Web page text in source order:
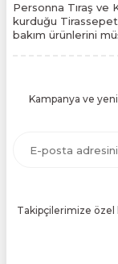
Personna Tıraş ve
kurduğu
bakım ürünlerini
siteleri arasında
distribütörlüğünü
etmektedir. Tüm
üretici iş
Türkiye pazarına
genelinde
Türk tüketicilerle
Kampanya ve
Takipçilerimize özel